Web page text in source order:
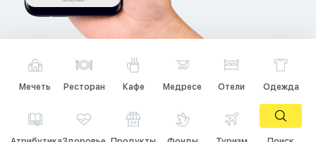
Мечеть Ресторан Кафе Медресе Отели Одежда